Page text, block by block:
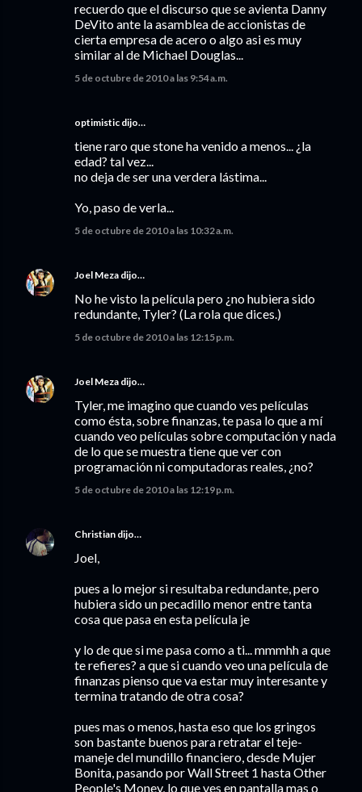
recuerdo que el discurso que se avienta Danny
DeVito ante la asamblea de accionistas de
cierta empresa de acero o algo asi es muy
similar al de Michael Douglas...
5 de octubre de 2010 a las 9:54 a.m.
optimistic dijo…
tiene raro que stone ha venido a menos... ¿la
edad? tal vez...
no deja de ser una verdera lástima...
Yo, paso de verla...
5 de octubre de 2010 a las 10:32 a.m.
Joel Meza dijo…
No he visto la película pero ¿no hubiera sido
redundante, Tyler? (La rola que dices.)
5 de octubre de 2010 a las 12:15 p.m.
Joel Meza dijo…
Tyler, me imagino que cuando ves películas
como ésta, sobre finanzas, te pasa lo que a mí
cuando veo películas sobre computación y nada
de lo que se muestra tiene que ver con
programación ni computadoras reales, ¿no?
5 de octubre de 2010 a las 12:19 p.m.
Christian dijo…
Joel,
pues a lo mejor si resultaba redundante, pero
hubiera sido un pecadillo menor entre tanta
cosa que pasa en esta película je
y lo de que si me pasa como a ti... mmmhh a que
te refieres? a que si cuando veo una película de
finanzas pienso que va estar muy interesante y
termina tratando de otra cosa?
pues mas o menos, hasta eso que los gringos
son bastante buenos para retratar el teje-
maneje del mundillo financiero, desde Mujer
Bonita, pasando por Wall Street 1 hasta Other
People's Money, lo que ves en pantalla mas o